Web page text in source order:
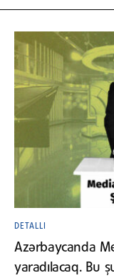
DETALLI
Azərbaycanda
yaradılacaq. Bu